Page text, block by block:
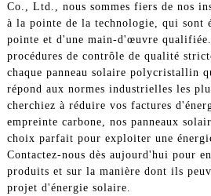
Co., Ltd., nous sommes fiers de nos
à la pointe de la technologie, qui sont
pointe et d'une main-d'œuvre qualifiée.
procédures de contrôle de qualité
chaque panneau solaire polycristallin
répond aux normes industrielles les
cherchiez à réduire vos factures
empreinte carbone, nos panneaux
choix parfait pour exploiter une
Contactez-nous dès aujourd'hui pour
produits et sur la manière dont ils
projet d'énergie solaire.